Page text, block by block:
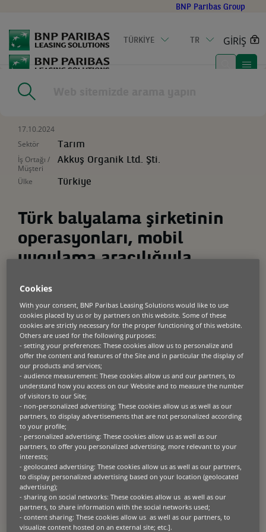
main
content
BNP Paribas Group
TÜRKİYE TR GİRİŞ
Home
mobil uygulama aracılığıyla düzenleniyor
17.10.2024
Türk balyalama şirketinin
operasyonları, mobil
uygulama aracılığıyla
Müşteri
İzmir’de faaliyet gösteren Akkuş Organik, 2012 yılından beri Türk
ziraatsektörünün kilit oyuncularından biri olmuştur.
Saman
balyalama hizmetlerinin tedariki konusunda uzmanlaşan şirket, 15
traktör ve balyalama makinesinden oluşan filosunu yöneten 20 kişilik
yetenekli bir ekibe sahiptir.
Sektör Tarım
İş Ortağı /
Müşteri
Akkuş Organik Ltd. Şti.
Ülke Türkiye
Sorun
Balyalama sezonu boyunca tüm ekip aylarca uzaktan çalıştığından,
sigorta poliçeleri, sözleşmeler, faturalar ve ödeme planları gibi
önemli idari belgelere erişmek lojistik bir kabusa dönüşmüştü. Ofise
bağlı geleneksel çözümler işe yaramıyordu Akkuş Organik’in bilgiye
her zaman, her yerden, dilediği anda erişmeye ihtiyacı vardı.
Cookies
With your consent, BNP Paribas Leasing Solutions would like to use
cookies placed by us or by partners on this website. Some of these
cookies are strictly necessary for the proper functioning of this website.
Others are used for the following purposes:
- setting your preferences: These cookies allow us to personalize and
offer the content and features of the Site and in particular the display of
our products and services;
- audience measurement: These cookies allow us and our partners, to
understand how you access on our Website and to measure the number
of visitors to our Site;
- non-personalized advertising: These cookies allow us as well as our
partners, to display advertisements that are not personalized according
to your profile;
- personalized advertising: These cookies allow us as well as our
partners, to offer you personalized advertising, more relevant to your
interests;
- geolocated advertising: These cookies allow us as well as our partners,
to display personalized advertising based on your location (geolocated
advertising);
- sharing on social networks: These cookies allow us as well as our
partners, to share information with the social networks used;
- content sharing: These cookies allow us as well as our partners, to
visualize content hosted on an external site; etc.].